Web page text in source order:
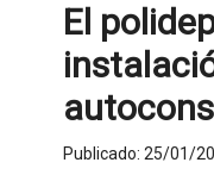
El
Publicado: 25/01/